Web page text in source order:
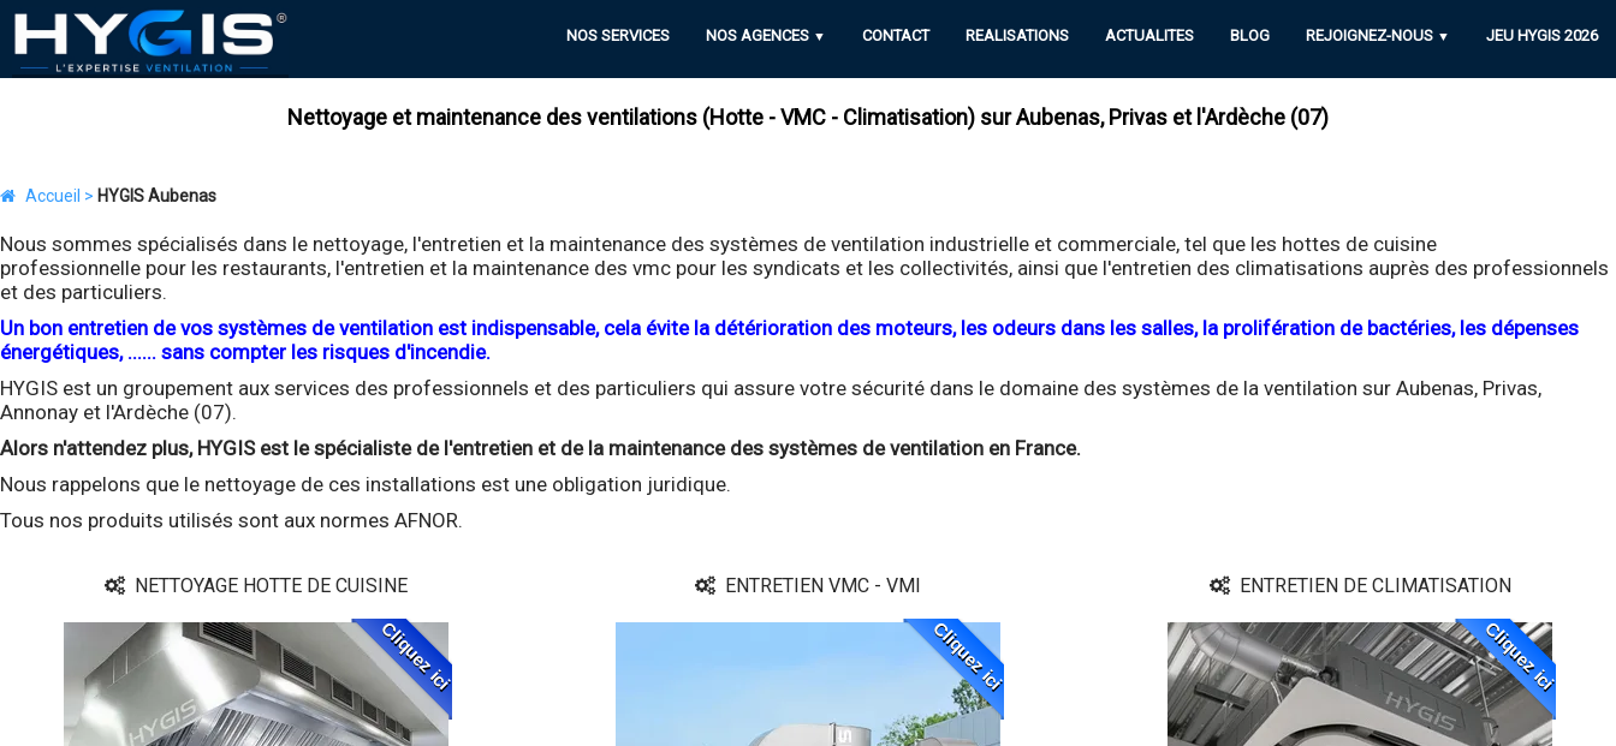
NOS SERVICES NOS AGENCES ▼ CONTACT REALISATIONS ACTUALITES BLOG REJOIGNEZ-NOUS ▼ JEU HYGIS 2026
Nettoyage et maintenance des ventilations (Hotte - VMC - Climatisation) sur Aubenas, Privas et l'Ardèche (07)
Accueil > HYGIS Aubenas
Nous sommes spécialisés dans le nettoyage, l'entretien et la maintenance des systèmes de ventilation industrielle et commerciale, tel que les hottes de cuisine
professionnelle pour les restaurants, l'entretien et la maintenance des vmc pour les syndicats et les collectivités, ainsi que l'entretien des climatisations auprès des professionnels
et des particuliers.
Un bon entretien de vos systèmes de ventilation est indispensable, cela évite la détérioration des moteurs, les odeurs dans les salles, la prolifération de bactéries, les dépenses
énergétiques, ...... sans compter les risques d'incendie.
HYGIS est un groupement aux services des professionnels et des particuliers qui assure votre sécurité dans le domaine des systèmes de la ventilation sur Aubenas, Privas,
Annonay et l'Ardèche (07).
Alors n'attendez plus, HYGIS est le spécialiste de l'entretien et de la maintenance des systèmes de ventilation en France.
Nous rappelons que le nettoyage de ces installations est une obligation juridique.
Tous nos produits utilisés sont aux normes AFNOR.
NETTOYAGE HOTTE DE CUISINE
Cliquez ici
ENTRETIEN VMC - VMI
Cliquez ici
ENTRETIEN DE CLIMATISATION
Cliquez ici